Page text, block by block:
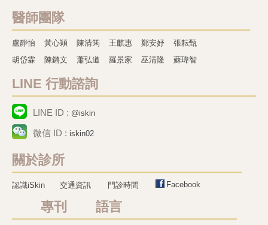
醫師團隊
盧靜怡 黃心穎 陳清筠 王麒惠 鄭安妤
張耘甄
胡岱霖
陳鏘文 蕭弘道 羅景家 巫清隆 蘇瑋智
LINE 行動諮詢
LINE ID : @iskin
微信 ID : iskin02
關於診所
認識iSkin 交通資訊 門診時間 Facebook
專刊 語言